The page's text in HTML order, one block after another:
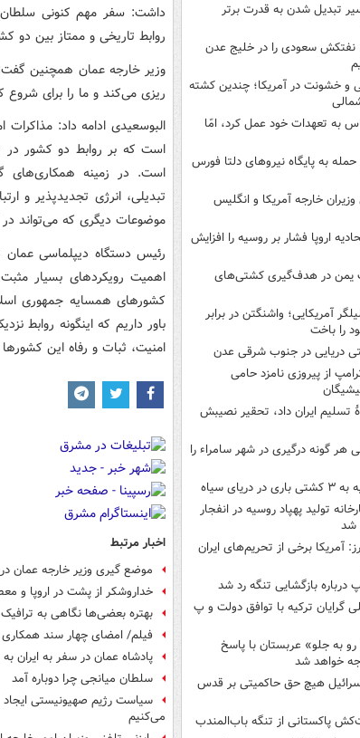
تبدیل شدن به قدرت برتر
سعودی را در خلیج عدن
و خشونت در آمریکا؛ چندین کشته
به تعهدات خود عمل کرد، امّا
به پایگاه نیروهای دلتا فورس
خارجه آمریکا و انگلیس
اروپا فشار بر روسیه را افزایش
یمن در هدف‌گیری کشتی‌های
آمریکایی؛ واشنگتن در برابر
را باخت
دریایی در جنوب شرقی عدن
از پیروزی نامزد حامی
تسلیم ایران داد، تحقیر نصیبش
هر گونه درگیری در شهر سامراء را
سیاه
تولید پهپاد روسیه در انفجار
شد
آمریکا برخی از تحریم‌های ایران
درباره بازگشایی تنگه رد شد
گرایان ترکیه با توافق دولت و پ
رو به جلو» عربستان با پاسخ
خواهد شد
هیچ حق حاکمیتی بر قدس
داشت: سفر مهم کنونی سلطان
روابط تاریخی و ممتاز بین دو
وزیر خارجه عمان همچنین
ریزی می‌کند و ما را برای شروع
البوسعیدی ادامه داد:
است که بر روابط دو کشور در
است. در زمینه همکاری‌های
تبدیلی، انرژی تجدیدپذیر و
موضوعات دیگری که می‌تواند
رئیس دستگاه دیپلماسی
اهمیت رویکردهای بسیار
کشورهای همسایه جمهوری
باور داریم که اینگونه روابط
امنیت، ثبات و رفاه این
اخبار مرتبط
موضع گیری وزیر خارجه عمان
خداروشکر از پشت در اروپا و
بهتره بعضی‌ها نگاهی به ترافیک
فیلم/ امضای چهار سند همکاری
پادشاه عمان در سفر به ایران
سلطان میانجی چرا دوباره آمد
سیاست رژیم صهیونیستی ایجاد
می‌کنیم